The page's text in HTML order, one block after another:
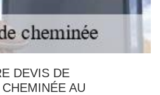
DEVIS DE
AU